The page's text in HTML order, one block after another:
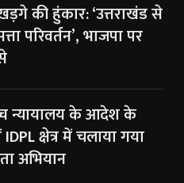
की हुंकार: ‘उत्तराखंड से
परिवर्तन’, भाजपा पर
न्यायालय के आदेश के
क्षेत्र में चलाया गया
अभियान